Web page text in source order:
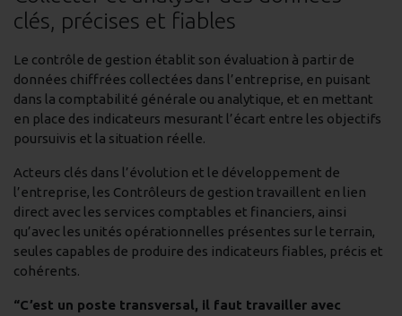
clés, précises et fiables
Le contrôle de gestion établit son évaluation à partir de
données chiffrées collectées dans l’entreprise, en puisant
dans la comptabilité générale ou analytique, et en mettant
en place des indicateurs mesurant l’écart entre les objectifs
poursuivis et la situation réelle.
Acteurs clés dans l’évolution et le développement de
l’entreprise, les Contrôleurs de gestion travaillent en lien
direct avec les services comptables et financiers, ainsi
qu’avec les unités opérationnelles présentes sur le terrain,
seules capables de produire des indicateurs fiables, précis et
cohérents.
“C’est un poste transversal, il faut travailler avec